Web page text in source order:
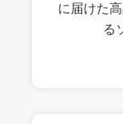
に届けた
る